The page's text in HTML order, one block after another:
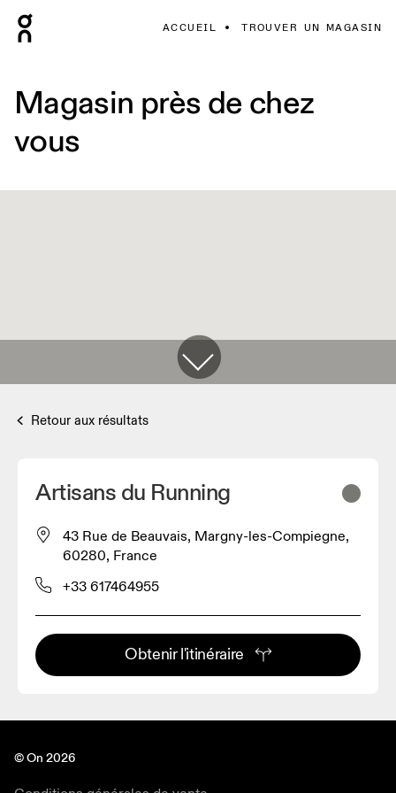
ACCUEIL TROUVER UN MAGASIN
Magasin près de chez
vous
Retour aux résultats
Artisans du Running
43 Rue de Beauvais, Margny-les-Compiegne,
60280, France
+33 617464955
Obtenir l'itinéraire
© On 2026